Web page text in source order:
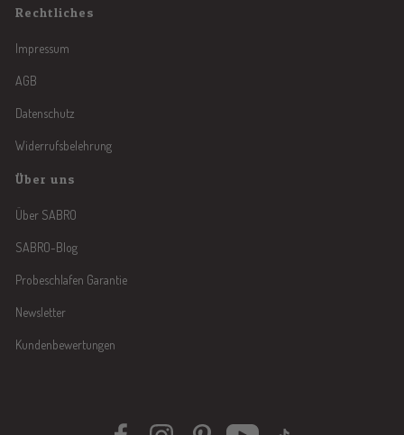
Rechtliches
Impressum
AGB
Datenschutz
Widerrufsbelehrung
Über uns
Über SABRO
SABRO-Blog
Probeschlafen Garantie
Newsletter
Kundenbewertungen